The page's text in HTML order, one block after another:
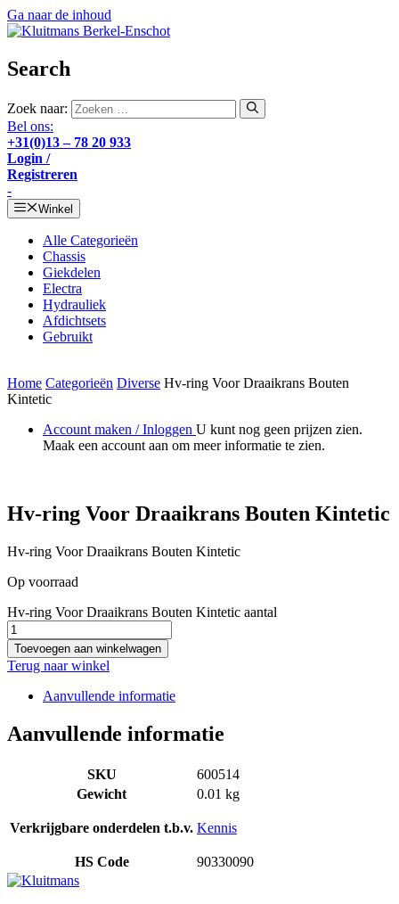
Ga naar de inhoud
Search
Zoek naar:
Bel ons:
+31(0)13 – 78 20 933
Login /
Registreren
-
Winkel
Alle Categorieën
Chassis
Giekdelen
Electra
Hydrauliek
Afdichtsets
Gebruikt
Home Categorieën Diverse Hv-ring Voor Draaikrans Bouten
Kintetic
Account maken / Inloggen U kunt nog geen prijzen zien.
Maak een account aan om meer informatie te zien.
Hv-ring Voor Draaikrans Bouten Kintetic
Hv-ring Voor Draaikrans Bouten Kintetic
Op voorraad
Hv-ring Voor Draaikrans Bouten Kintetic aantal
Toevoegen aan winkelwagen
Terug naar winkel
Aanvullende informatie
Aanvullende informatie
SKU
600514
Gewicht
0.01 kg
Verkrijgbare onderdelen t.b.v. Kennis
HS Code 90330090